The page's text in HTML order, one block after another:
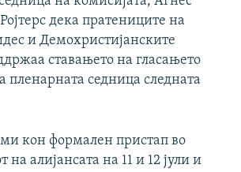
дека пратениците на
и Демохристијанските
ставањето на гласањето
пленарната седница следната
кон формален пристап во
алијансата на 11 и 12 јули и